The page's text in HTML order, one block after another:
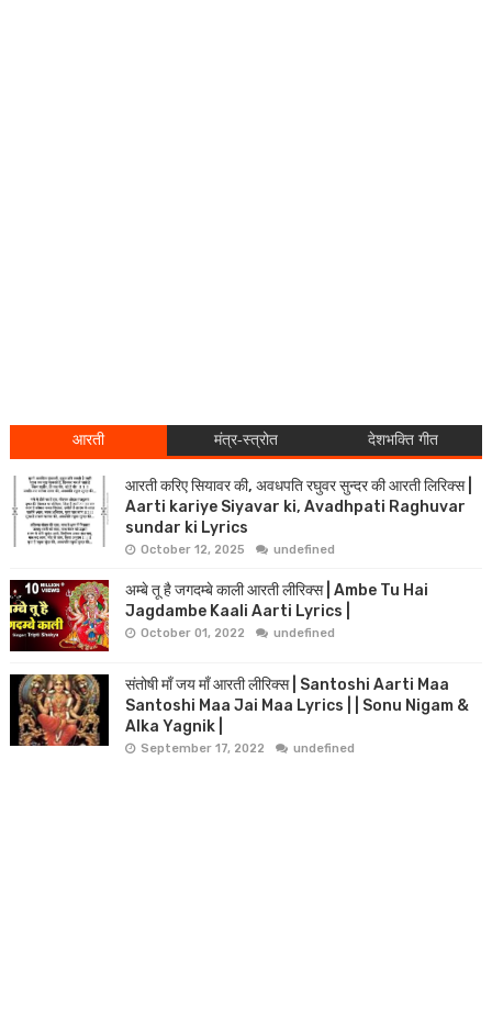
आरती मंत्र-स्त्रोत देशभक्ति गीत
आरती करिए सियावर की, अवधपति रघुवर सुन्दर की आरती लिरिक्स |
Aarti kariye Siyavar ki, Avadhpati Raghuvar
sundar ki Lyrics
October 12, 2025 undefined
अम्बे तू है जगदम्बे काली आरती लीरिक्स | Ambe Tu Hai
Jagdambe Kaali Aarti Lyrics |
October 01, 2022 undefined
संतोषी माँ जय माँ आरती लीरिक्स | Santoshi Aarti Maa
Santoshi Maa Jai Maa Lyrics | | Sonu Nigam &
Alka Yagnik |
September 17, 2022 undefined